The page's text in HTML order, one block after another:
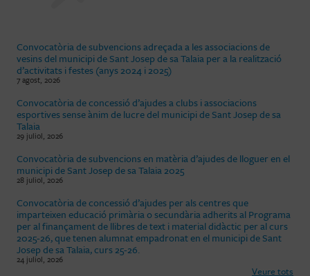
Convocatòria de subvencions adreçada a les associacions de
vesins del municipi de Sant Josep de sa Talaia per a la realització
d’activitats i festes (anys 2024 i 2025)
7 agost, 2026
Convocatòria de concessió d’ajudes a clubs i associacions
esportives sense ànim de lucre del municipi de Sant Josep de sa
Talaia
29 juliol, 2026
Convocatòria de subvencions en matèria d’ajudes de lloguer en el
municipi de Sant Josep de sa Talaia 2025
28 juliol, 2026
Convocatòria de concessió d’ajudes per als centres que
imparteixen educació primària o secundària adherits al Programa
per al finançament de llibres de text i material didàctic per al curs
2025-26, que tenen alumnat empadronat en el municipi de Sant
Josep de sa Talaia, curs 25-26.
24 juliol, 2026
Veure tots